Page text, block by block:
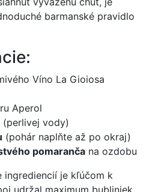
barmanské pravidlo
Víno La Gioiosa
Aperol
(perlivej vody)
(pohár naplňte až po okraj)
pomaranča na ozdobu
ingrediencií je kľúčom k
udržal maximum bubliniek